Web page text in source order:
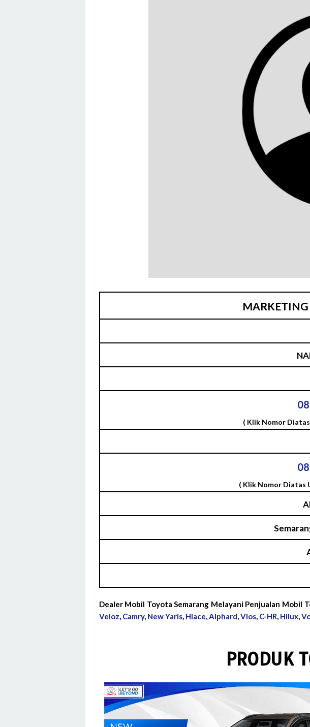
( Klik Nomor
( Klik Nomor Diatas
Dealer Mobil Toyota Semarang Melayani Penjualan Mobil
Veloz, Camry, New Yaris, Hiace,Alphard,Vios, C-HR, Hilux,
PRODUK